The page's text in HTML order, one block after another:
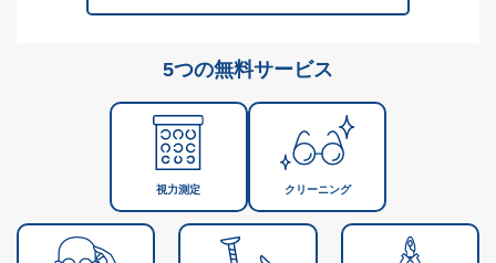
5つの無料サービス
視力測定 クリーニング